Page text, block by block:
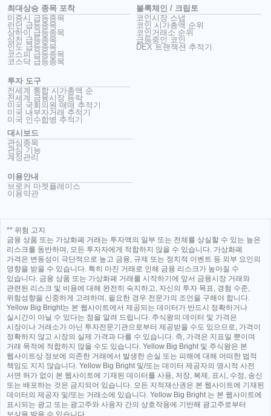
최대상승 종목 포착
미증시 급등종목
런던 급등종목
상하이 급등종목
심천 급등종목
인도 급등종목
코스피 급등종목
코스닥 급등종목
투자 도구
전세계 통합 시가총액 순
전세계 금융시장 등락
미국 국회의원 매매 추적기
미국 내부자거래 추적기
미국 인수합병 추적기
블록체인 / 크립토
코인시장 스냅
코인 시가총액 순위
코인거래소 순위
급등중인 코인
DEX 트랜잭션 추적기
대시보드
관심종목
관심 기능
계정관리
이용안내
브로커 마켓플레이스
이용약관
** 위험 고지
금융 상품 또는 가상화폐 거래는 투자액의 일부 또는 전체를 상실할 수 있는 높은
리스크를 동반하며, 모든 투자자에게 적합하지 않을 수 있습니다. 가상화폐
가격은 변동성이 극단적으로 높고 금융, 규제 또는 정치적 이벤트 등 외부 요인의
영향을 받을 수 있습니다. 특히 마진 거래로 인해 금융 리스크가 높아질 수
있습니다. 금융 상품 또는 가상화폐 거래를 시작하기에 앞서 금융시장 거래와
관련된 리스크 및 비용에 대해 완전히 숙지하고, 자신의 투자 목표, 경험 수준,
위험성향을 신중하게 고려하며, 필요한 경우 전문가의 조언을 구해야 합니다.
Yellow Big Bright는 본 웹사이트에서 제공되는 데이터가 반드시 정확하거나
실시간이 아닐 수 있다는 점을 알려 드립니다. 주식왕의 데이터 및 가격은
시장이나 거래소가 아닌 투자전문기관으로부터 제공받을 수도 있으므로, 가격이
정확하지 않고 시장의 실제 가격과 다를 수 있습니다. 즉, 가격은 지표일 뿐이며
거래 목적에 적합하지 않을 수도 있습니다. Yellow Big Bright 및 주식왕은 본
웹사이트상 정보에 의존한 거래에서 발생한 손실 또는 피해에 대해 어떠한 법적
책임도 지지 않습니다. Yellow Big Bright 및/또는 데이터 제공자의 명시적 사전
서면 허가 없이 본 웹사이트에 기재된 데이터를 사용, 저장, 복제, 표시, 수정, 송신
또는 배포하는 것은 금지되어 있습니다. 모든 지적재산권은 본 웹사이트에 기재된
데이터의 제공자 및/또는 거래소에 있습니다. Yellow Big Bright 는 본 웹사이트에
표시되는 광고 또는 광고주와 사용자 간의 상호작용에 기반해 광고주로부터
보상을 받을 수 있습니다.